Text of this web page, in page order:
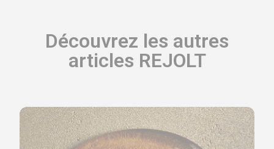
Découvrez les autres
articles REJOLT